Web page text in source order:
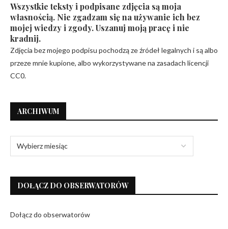
Wszystkie teksty i podpisane zdjęcia są moja
własnością. Nie zgadzam się na używanie ich bez
mojej wiedzy i zgody. Uszanuj moją pracę i nie
kradnij.
Zdjęcia bez mojego podpisu pochodzą ze źródeł legalnych i są albo
przeze mnie kupione, albo wykorzystywane na zasadach licencji
CC0.
ARCHIWUM
DOŁĄCZ DO OBSERWATORÓW
Dołącz do obserwatorów